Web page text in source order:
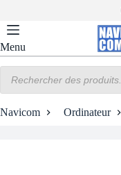
contenu
Menu
produits
Navicom Ordinateur